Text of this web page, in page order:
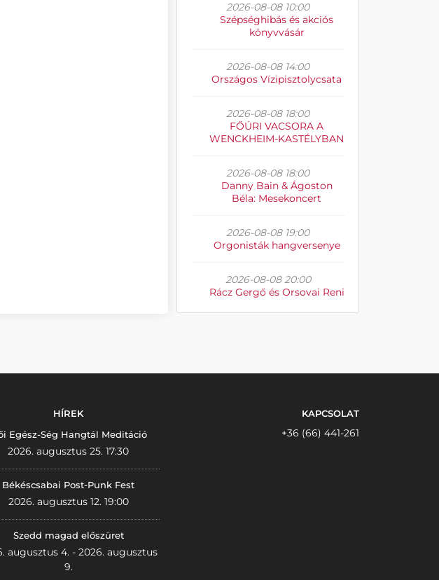
2026-08-08 10:00
Szépséghibás és akciós
könyvvásár
2026-08-08 14:00
Országos Vízipisztolycsata
2026-08-08 18:00
FŐÚRI VACSORA A
WENCKHEIM-KASTÉLYBAN
2026-08-08 18:00
Danny Bain & Ágoston
Béla: Mesekoncert
2026-08-08 19:00
Orgonisták hangversenye
2026-08-08 20:00
Rácz Gergő és Orsovai Reni
HÍREK
Egész-Ség Hangtál Meditáció
2026. augusztus 25. 17:30
Békéscsabai Post-Punk Fest
2026. augusztus 12. 19:00
Szedd magad előszüret
augusztus 4. - 2026. augusztus
9.
KAPCSOLAT
+36 (66) 441-261